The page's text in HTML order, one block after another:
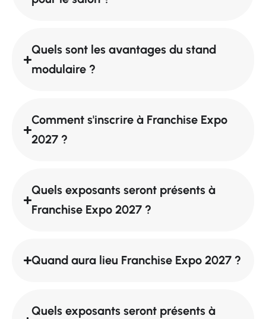
Quels sont les avantages du stand
modulaire ?
Comment s'inscrire à Franchise Expo
2027 ?
Quels exposants seront présents à
Franchise Expo 2027 ?
Quand aura lieu Franchise Expo 2027 ?
Quels exposants seront présents à